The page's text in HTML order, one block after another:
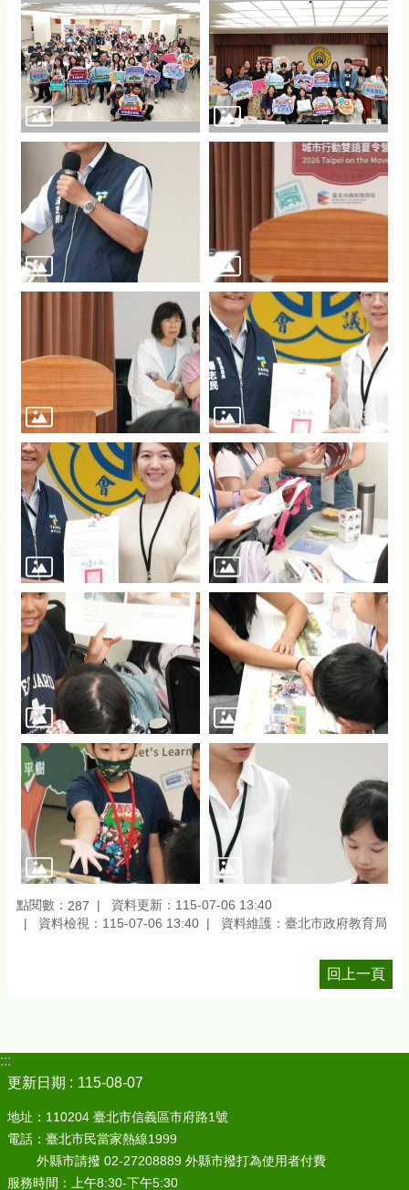
點閱數： 287
資料更新：115-07-06 13:40
資料檢視：115-07-06 13:40
資料維護：臺北市政府教育局
回上一頁
:::
更新日期
115-08-07
地址：110204 臺北市信義區市府路1號
電話：臺北市民當家熱線1999
外縣市請撥 02-27208889 外縣市撥打為使用者付費
服務時間：上午8:30-下午5:30